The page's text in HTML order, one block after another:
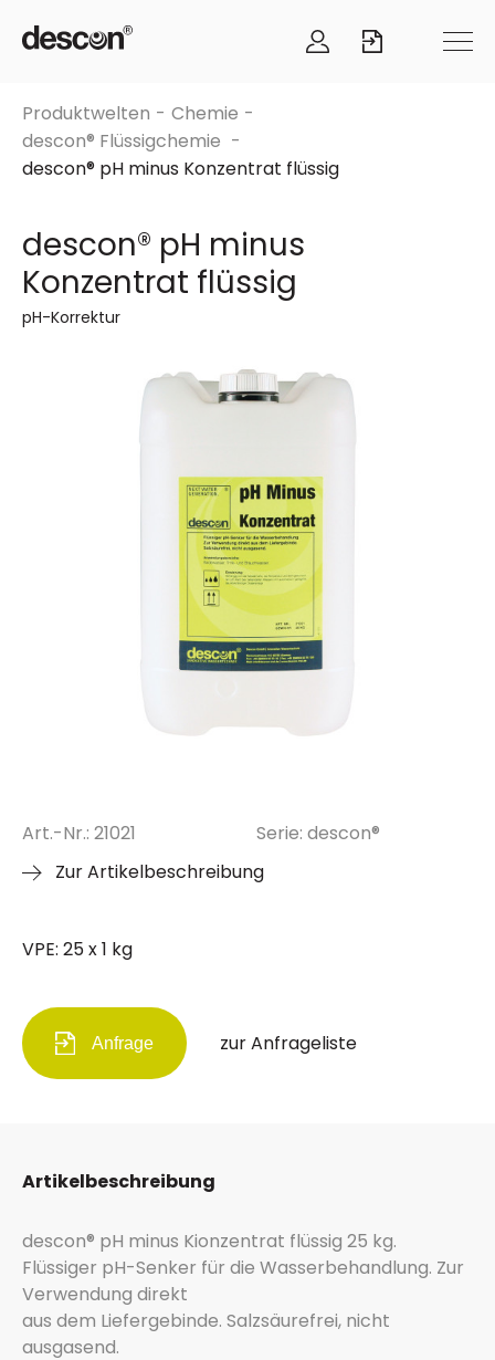
Produktwelten
Chemie
descon® Flüssigchemie
descon® pH minus Konzentrat flüssig
descon® pH minus
Konzentrat flüssig
pH-Korrektur
Art.-Nr.: 21021
Serie: descon®
Zur Artikelbeschreibung
VPE: 25 x 1 kg
Anfrage zur Anfrageliste
Artikelbeschreibung
descon® pH minus Kionzentrat flüssig 25 kg.
Flüssiger pH-Senker für die Wasserbehandlung. Zur
Verwendung direkt
aus dem Liefergebinde. Salzsäurefrei, nicht
ausgasend.